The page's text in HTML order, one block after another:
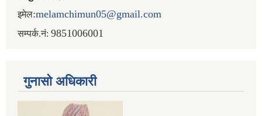
इमेल:melamchimun05@gmail.com
सम्पर्क.नं: 9851006001
गुनासो अधिकारी